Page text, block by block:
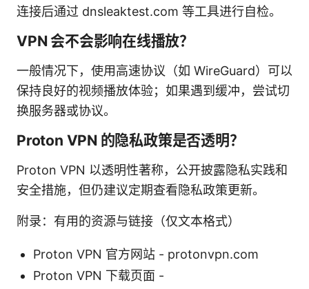
连接后通过 dnsleaktest.com 等工具进行自检。
VPN 会不会影响在线播放？
一般情况下，使用高速协议（如 WireGuard）可以
保持良好的视频播放体验；如果遇到缓冲，尝试切
换服务器或协议。
Proton VPN 的隐私政策是否透明？
Proton VPN 以透明性著称，公开披露隐私实践和
安全措施，但仍建议定期查看隐私政策更新。
附录：有用的资源与链接（仅文本格式）
Proton VPN 官方网站 - protonvpn.com
Proton VPN 下载页面 -